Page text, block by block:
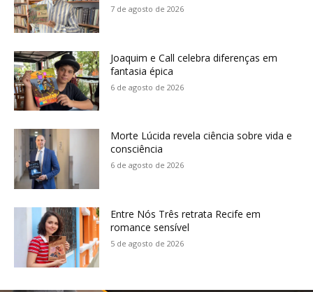
7 de agosto de 2026
Joaquim e Call celebra diferenças em
fantasia épica
6 de agosto de 2026
Morte Lúcida revela ciência sobre vida e
consciência
6 de agosto de 2026
Entre Nós Três retrata Recife em
romance sensível
5 de agosto de 2026